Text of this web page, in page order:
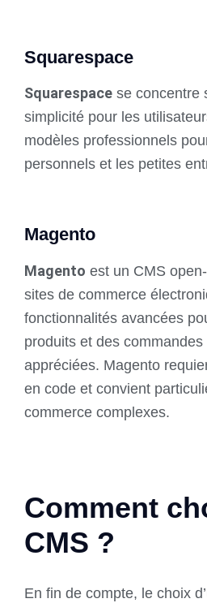
Squarespace
Squarespace se concentre
simplicité pour les
modèles professionnels
personnels et les petites
Magento
Magento est un CMS
sites de commerce
fonctionnalités avancées
produits et des
appréciées. Magento
en code et convient
commerce complexes.
Comment
CMS ?
En fin de compte, le choix